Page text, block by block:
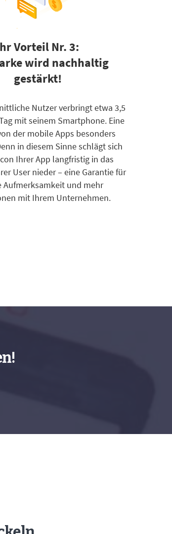
Vorteil Nr. 3:
wird nachhaltig
gestärkt!
Nutzer verbringt etwa 3,5
mit seinem Smartphone. Eine
der mobile Apps besonders
in diesem Sinne schlägt sich
Ihrer App langfristig in das
User nieder – eine Garantie für
Aufmerksamkeit und mehr
mit Ihrem Unternehmen.